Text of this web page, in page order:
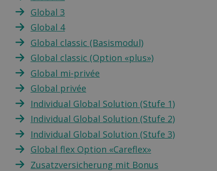
Global 3
Global 4
Global classic (Basismodul)
Global classic (Option «plus»)
Global mi-privée
Global privée
Individual Global Solution (Stufe 1)
Individual Global Solution (Stufe 2)
Individual Global Solution (Stufe 3)
Global flex Option «Careflex»
Zusatzversicherung mit Bonus